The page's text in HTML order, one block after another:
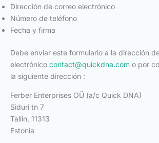
Dirección de correo electrónico
Número de teléfono
Fecha y firma
Debe enviar este formulario a la dirección
electrónico contact@quickdna.com o por
la siguiente dirección :
Ferber Enterprises OÜ (a/c Quick DNA)
Siduri tn 7
Tallin, 11313
Estonia